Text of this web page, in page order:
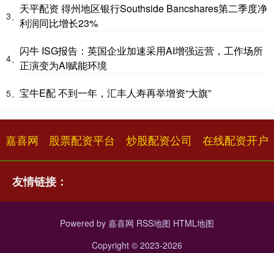
3、
天平配资 得州地区银行Southside Bancshares第二季度净
利润同比增长23%
4、
闪牛 ISG报告：英国企业加速采用AI增强运营，工作场所
正演变为AI赋能环境
5、 宝牛E配 不到一年，汇丰人寿再举增资“大旗”
嘉喜网 股票配资平台 炒股配资公司 在线配资开户
友情链接：
Powered by 嘉喜网 RSS地图 HTML地图
Copyright © 2023-2026